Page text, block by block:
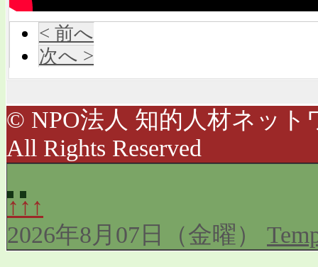
< 前へ
次へ >
© NPO法人 知的人材ネット
All Rights Reserved
↑↑↑
2026年8月07日（金曜）